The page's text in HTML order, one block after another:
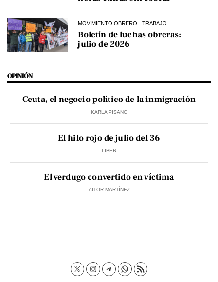
MOVIMIENTO OBRERO TRABAJO
Boletín de luchas obreras:
julio de 2026
OPINIÓN
Ceuta, el negocio político de la inmigración
KARLA PISANO
El hilo rojo de julio del 36
LIBER
El verdugo convertido en víctima
AITOR MARTÍNEZ